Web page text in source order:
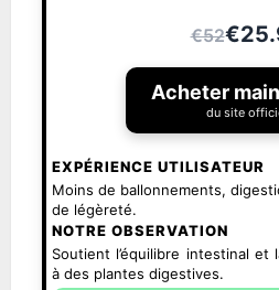
€52
Acheter
du site
EXPÉRIENCE UTILISATEUR
Moins de ballonnements,
de légèreté.
NOTRE OBSERVATION
Soutient l’équilibre intestinal et
à des plantes digestives.